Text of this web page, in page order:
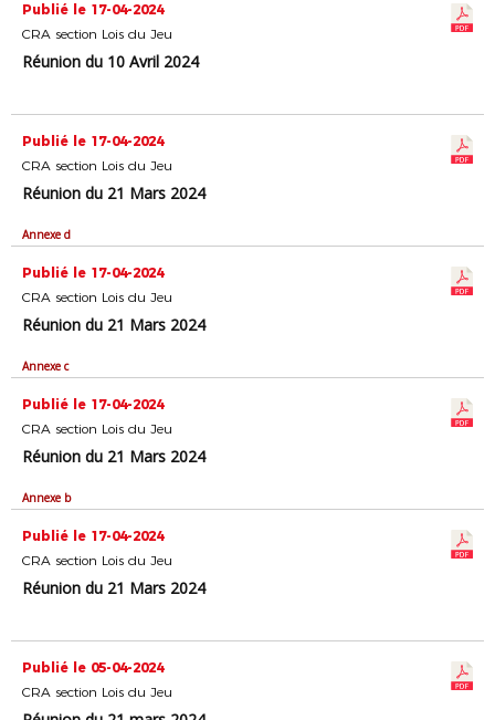
Publié le 17-04-2024
CRA section Lois du Jeu
Réunion du 10 Avril 2024
Publié le 17-04-2024
CRA section Lois du Jeu
Réunion du 21 Mars 2024
Annexe d
Publié le 17-04-2024
CRA section Lois du Jeu
Réunion du 21 Mars 2024
Annexe c
Publié le 17-04-2024
CRA section Lois du Jeu
Réunion du 21 Mars 2024
Annexe b
Publié le 17-04-2024
CRA section Lois du Jeu
Réunion du 21 Mars 2024
Publié le 05-04-2024
CRA section Lois du Jeu